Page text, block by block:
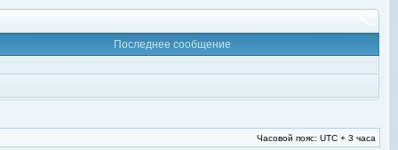
Последнее сообщение
Часовой пояс: UTC + 3 часа